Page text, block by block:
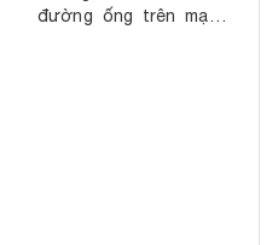
đường ống trên mạng